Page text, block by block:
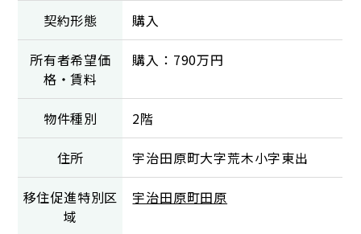
契約形態 購入
所有者希望価
格・賃料
購入：790万円
物件種別 2階
住所 宇治田原町大字荒木小字東出
移住促進特別区
域
宇治田原町田原